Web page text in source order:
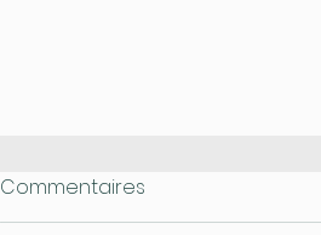
Commentaires